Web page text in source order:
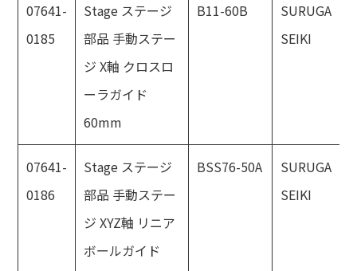
07641-
0185
Stage ステージ
部品 手動ステー
ジ X軸 クロスロ
ーラガイド
60mm
B11-60B
SURUGA
SEIKI
07641-
0186
Stage ステージ
部品 手動ステー
ジ XYZ軸 リニア
ボールガイド
BSS76-50A
SURUGA
SEIKI